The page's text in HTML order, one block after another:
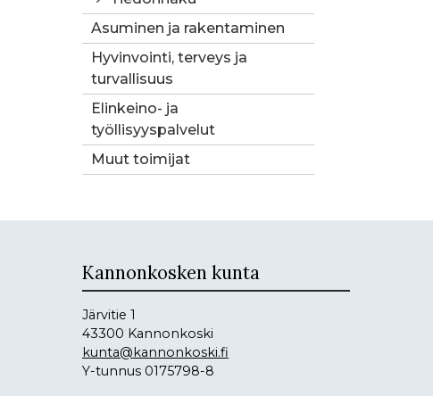
Asuminen ja rakentaminen
Hyvinvointi, terveys ja
turvallisuus
Elinkeino- ja
työllisyyspalvelut
Muut toimijat
Kannonkosken kunta
Järvitie 1
43300 Kannonkoski
kunta@kannonkoski.fi
Y-tunnus 0175798-8